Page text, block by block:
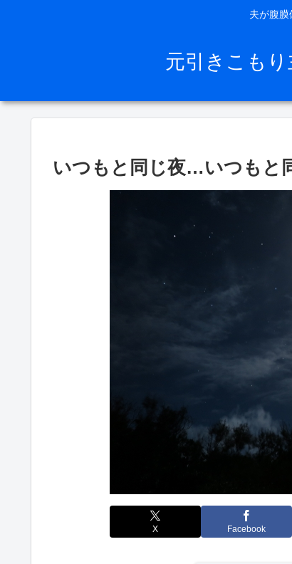
夫が腹膜
元引きこも
いつもと同じ夜…いつもと
X Facebook